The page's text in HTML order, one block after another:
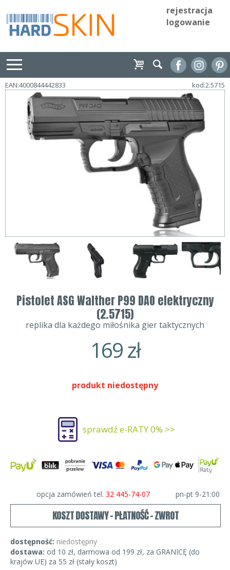
rejestracja
logowanie
EAN:4000844442833 kod:2.5715
Pistolet ASG Walther P99 DAO elektryczny
(2.5715)
replika dla każdego miłośnika gier taktycznych
169zł
produkt niedostępny
sprawdź e-RATY 0% >>
opcja zamówień tel. 32 445-74-07 pn-pt 9-21:00
KOSZT DOSTAWY - PŁATNOŚĆ - ZWROT
dostępność: niedostępny
dostawa: od 10 zł, darmowa od 199 zł, za GRANICĘ (do
krajów UE) za 55 zł (stały koszt)